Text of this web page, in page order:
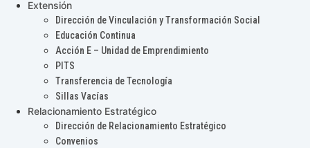
Extensión
Dirección de Vinculación y Transformación Social
Educación Continua
Acción E – Unidad de Emprendimiento
PITS
Transferencia de Tecnología
Sillas Vacías
Relacionamiento Estratégico
Dirección de Relacionamiento Estratégico
Convenios